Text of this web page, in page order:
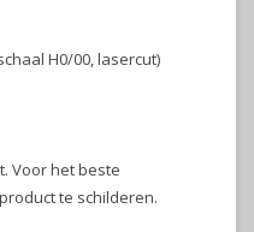
H0/00, lasercut)
Voor het beste
te schilderen.